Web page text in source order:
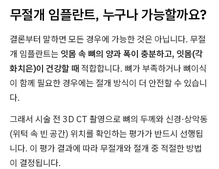
무절개 임플란트, 누구나 가능할까요?
결론부터 말하면 모든 경우에 가능한 것은 아닙니다. 무절
개 임플란트는 잇몸 속 뼈의 양과 폭이 충분하고, 잇몸(각
화치은)이 건강할 때 적합합니다. 뼈가 부족하거나 뼈이식
이 함께 필요한 경우에는 절개 방식이 더 안전할 수 있습니
다.
그래서 시술 전 3D CT 촬영으로 뼈의 두께와 신경·상악동
(위턱 속 빈 공간) 위치를 확인하는 평가가 반드시 선행됩
니다. 이 평가 결과에 따라 무절개와 절개 중 적절한 방법
이 결정됩니다.